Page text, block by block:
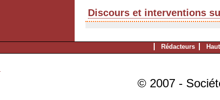
Discours et interventions
Rédacteurs
© 2007 -